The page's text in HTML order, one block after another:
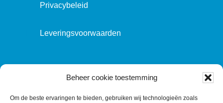
Beheer cookie toestemming
Om de beste ervaringen te bieden, gebruiken wij technologieën zoals
Privacybeleid
Leveringsvoorwaarden
VOLG ONS OP: